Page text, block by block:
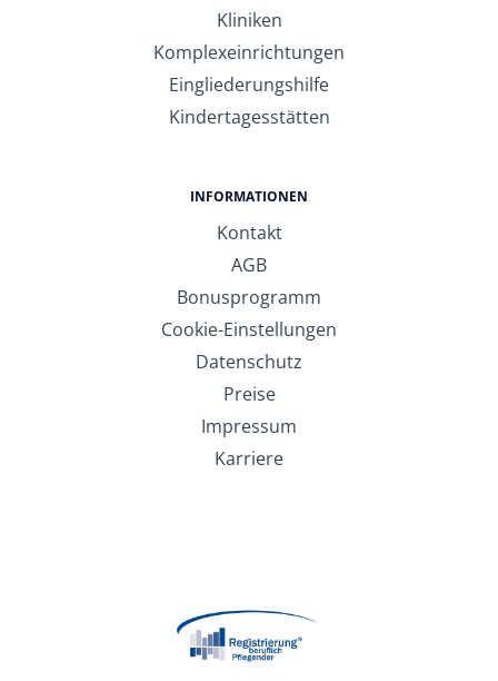
Kliniken
Komplexeinrichtungen
Eingliederungshilfe
Kindertagesstätten
INFORMATIONEN
Kontakt
AGB
Bonusprogramm
Cookie-Einstellungen
Datenschutz
Preise
Impressum
Karriere